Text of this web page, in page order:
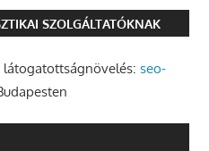
SZOLGÁLTATÓKNAK
látogatottságnövelés: seo-